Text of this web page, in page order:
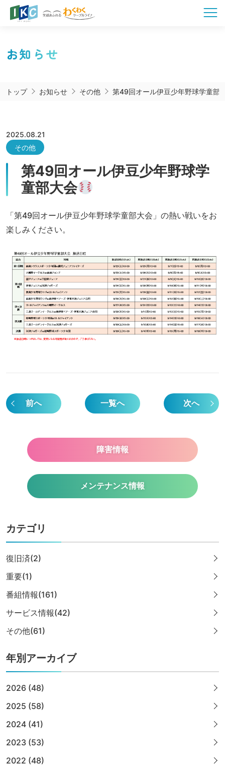
お知らせ
トップ お知らせ その他 第49回オール伊豆少年野球学童部
2025.08.21
その他
第49回オール伊豆少年野球学
童部大会
「第49回オール伊豆少年野球学童部大会」の熱い戦いをお
楽しみください。
前へ 一覧へ 次へ
障害情報
メンテナンス情報
カテゴリ
復旧済(2)
重要(1)
番組情報(161)
サービス情報(42)
その他(61)
年別アーカイブ
2026 (48)
2025 (58)
2024 (41)
2023 (53)
2022 (48)